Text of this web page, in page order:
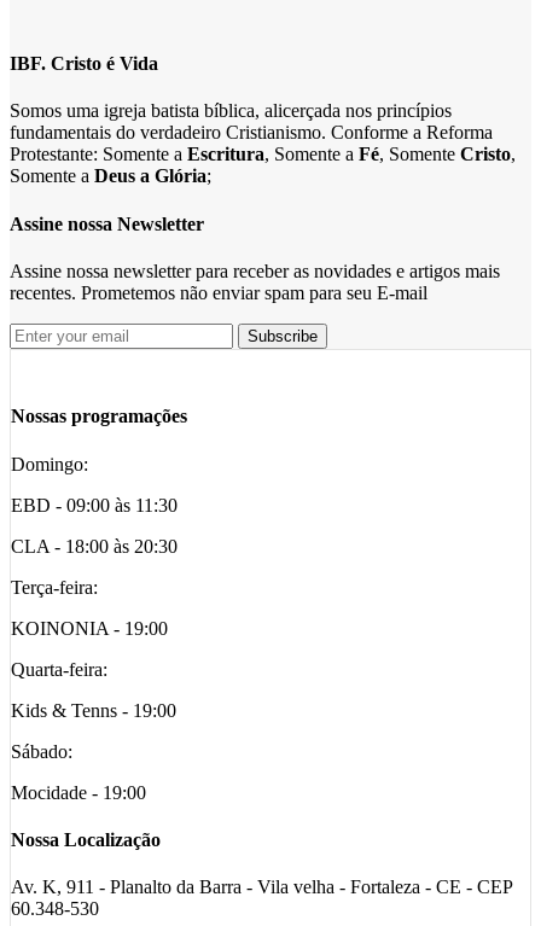
IBF. Cristo é Vida
Somos uma igreja batista bíblica, alicerçada nos princípios
fundamentais do verdadeiro Cristianismo. Conforme a Reforma
Protestante: Somente a Escritura, Somente a Fé, Somente Cristo,
Somente a Deus a Glória;
Assine nossa Newsletter
Assine nossa newsletter para receber as novidades e artigos mais
recentes. Prometemos não enviar spam para seu E-mail
Nossas programações
Domingo:
EBD - 09:00 às 11:30
CLA - 18:00 às 20:30
Terça-feira:
KOINONIA - 19:00
Quarta-feira:
Kids & Tenns - 19:00
Sábado:
Mocidade - 19:00
Nossa Localização
Av. K, 911 - Planalto da Barra - Vila velha - Fortaleza - CE - CEP
60.348-530